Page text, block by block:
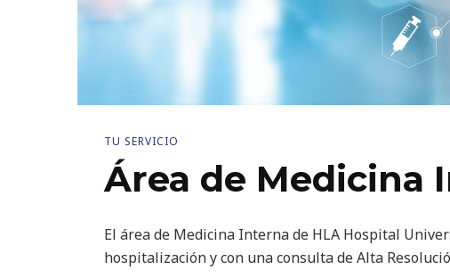
TU SERVICIO
Área de Medicina
El área de Medicina Interna de HLA Hospital
hospitalización y con una consulta de Alta